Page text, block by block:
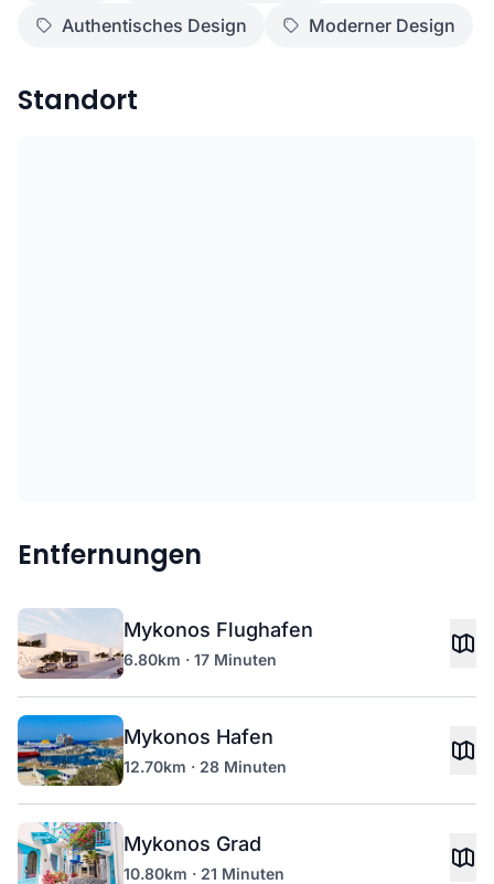
Authentisches Design Moderner Design
Standort
Entfernungen
Mykonos Flughafen
6.80km · 17 Minuten
Mykonos Hafen
12.70km · 28 Minuten
Mykonos Grad
10.80km · 21 Minuten